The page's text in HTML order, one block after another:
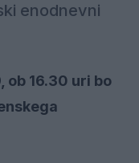
enodnevni
ob 16.30 uri bo